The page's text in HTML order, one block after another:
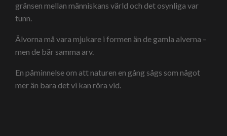
gränsen mellan människans värld och det osynliga var
tunn.
Älvorna må vara mjukare i formen än de gamla alverna –
men de bär samma arv.
En påminnelse om att naturen en gång sågs som något
mer än bara det vi kan röra vid.